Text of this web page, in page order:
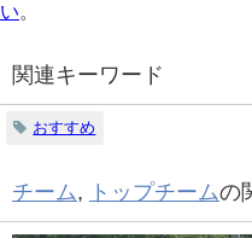
い。
関連キーワード
おすすめ
チーム, トップチームの